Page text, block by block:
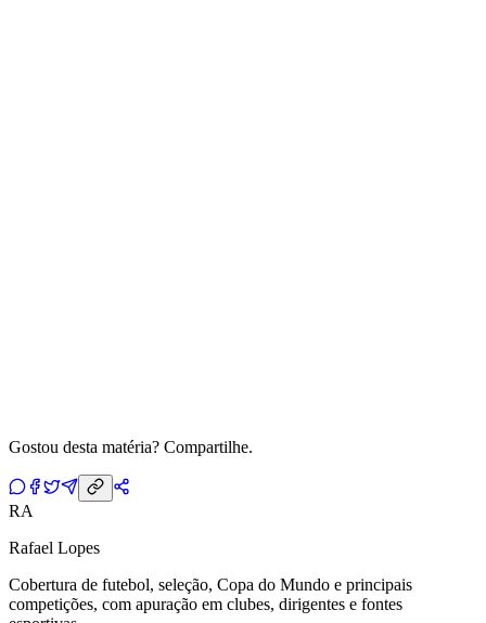
Gostou desta matéria? Compartilhe.
RA
Rafael Lopes
Cobertura de futebol, seleção, Copa do Mundo e principais
competições, com apuração em clubes, dirigentes e fontes